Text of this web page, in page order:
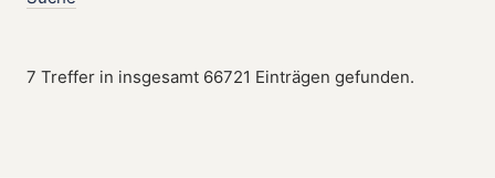
7 Treffer in insgesamt 66721 Einträgen gefunden.